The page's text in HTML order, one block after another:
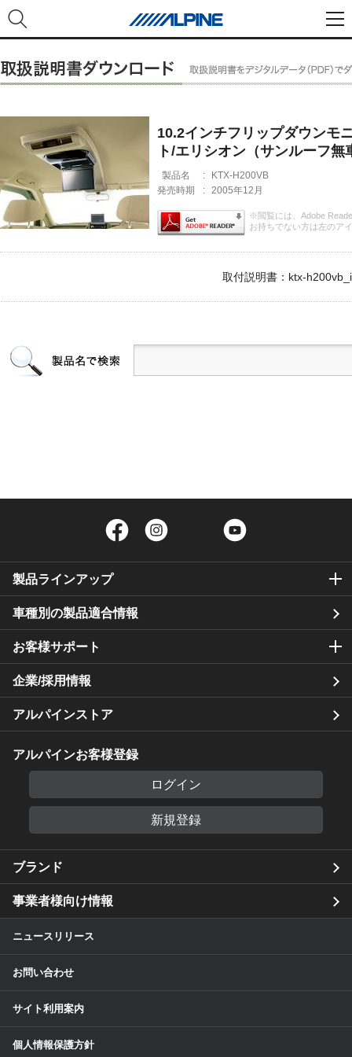
10.2インチフリップダウンモ
ト/エリシオン（サンルーフ
製品名 :
KTX-H200VB
発売時期
: 2005年12月
※閲覧には、Adobe
お持ちでない方は左のア
取付説明書：ktx-
Facebook Twitter
製品ラインアップ
車種別の製品適合情報
お客様サポート
企業/採用情報
アルパインストア
アルパインお客様登録
ログイン
新規登録
ブランド
事業者様向け情報
ニュースリリース
お問い合わせ
サイト利用案内
個人情報保護方針